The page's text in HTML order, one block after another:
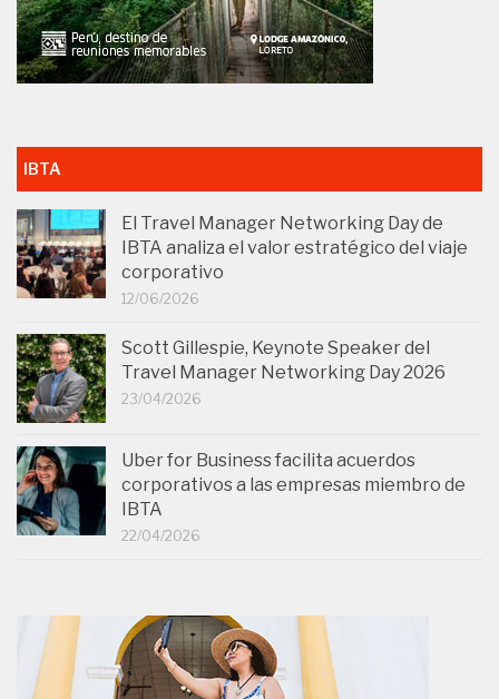
IBTA
El Travel Manager Networking Day de
IBTA analiza el valor estratégico del viaje
corporativo
12/06/2026
Scott Gillespie, Keynote Speaker del
Travel Manager Networking Day 2026
23/04/2026
Uber for Business facilita acuerdos
corporativos a las empresas miembro de
IBTA
22/04/2026